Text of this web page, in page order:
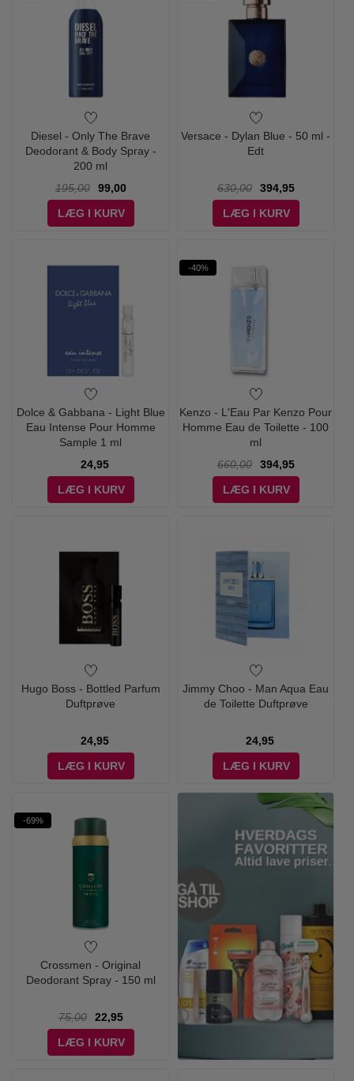
Diesel - Only The Brave
Deodorant & Body Spray -
200 ml
195,00
99,00
LÆG I KURV
Versace - Dylan Blue - 50 ml -
Edt
630,00
394,95
LÆG I KURV
Dolce & Gabbana - Light Blue
Eau Intense Pour Homme
Sample 1 ml
24,95
LÆG I KURV
-40%
Kenzo - L'Eau Par Kenzo Pour
Homme Eau de Toilette - 100
ml
660,00
394,95
LÆG I KURV
Hugo Boss - Bottled Parfum
Duftprøve
24,95
LÆG I KURV
Jimmy Choo - Man Aqua Eau
de Toilette Duftprøve
24,95
LÆG I KURV
-69%
Crossmen - Original
Deodorant Spray - 150 ml
75,00
22,95
LÆG I KURV